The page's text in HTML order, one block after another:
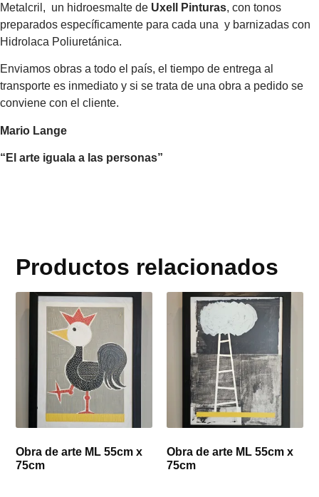
Metalcril, un hidroesmalte de Uxell Pinturas, con tonos
preparados específicamente para cada una y barnizadas con
Hidrolaca Poliuretánica.
Enviamos obras a todo el país, el tiempo de entrega al
transporte es inmediato y si se trata de una obra a pedido se
conviene con el cliente.
Mario Lange
“El arte iguala a las personas”
Productos relacionados
Obra de arte ML 55cm x
75cm
Obra de arte ML 55cm x
75cm